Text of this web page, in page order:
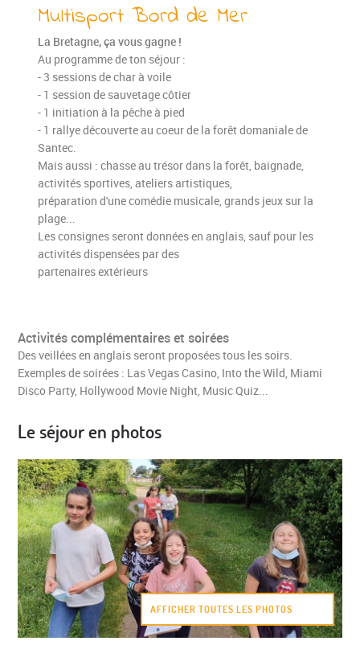
Multisport Bord de Mer
La Bretagne, ça vous gagne !
Au programme de ton séjour :
- 3 sessions de char à voile
- 1 session de sauvetage côtier
- 1 initiation à la pêche à pied
- 1 rallye découverte au coeur de la forêt domaniale de
Santec.
Mais aussi : chasse au trésor dans la forêt, baignade,
activités sportives, ateliers artistiques,
préparation d'une comédie musicale, grands jeux sur la
plage...
Les consignes seront données en anglais, sauf pour les
activités dispensées par des
partenaires extérieurs
Activités complémentaires et soirées
Des veillées en anglais seront proposées tous les soirs.
Exemples de soirées : Las Vegas Casino, Into the Wild, Miami
Disco Party, Hollywood Movie Night, Music Quiz...
Le séjour en photos
AFFICHER TOUTES LES PHOTOS